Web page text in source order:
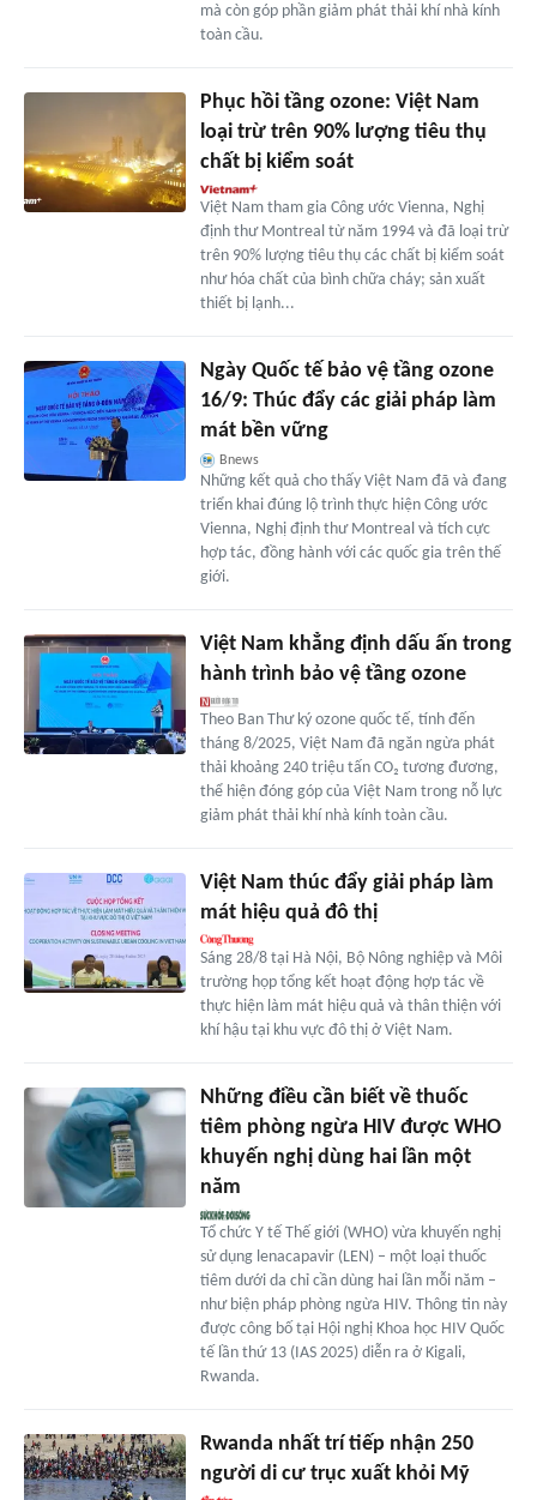
mà còn góp phần giảm phát thải khí nhà kính
toàn cầu.
Phục hồi tầng ozone: Việt Nam
loại trừ trên 90% lượng tiêu thụ
chất bị kiểm soát
Việt Nam tham gia Công ước Vienna, Nghị
định thư Montreal từ năm 1994 và đã loại trừ
trên 90% lượng tiêu thụ các chất bị kiểm soát
như hóa chất của bình chữa cháy; sản xuất
thiết bị lạnh...
Ngày Quốc tế bảo vệ tầng ozone
16/9: Thúc đẩy các giải pháp làm
mát bền vững
Bnews
Những kết quả cho thấy Việt Nam đã và đang
triển khai đúng lộ trình thực hiện Công ước
Vienna, Nghị định thư Montreal và tích cực
hợp tác, đồng hành với các quốc gia trên thế
giới.
Việt Nam khẳng định dấu ấn trong
hành trình bảo vệ tầng ozone
Theo Ban Thư ký ozone quốc tế, tính đến
tháng 8/2025, Việt Nam đã ngăn ngừa phát
thải khoảng 240 triệu tấn CO₂ tương đương,
thể hiện đóng góp của Việt Nam trong nỗ lực
giảm phát thải khí nhà kính toàn cầu.
Việt Nam thúc đẩy giải pháp làm
mát hiệu quả đô thị
Sáng 28/8 tại Hà Nội, Bộ Nông nghiệp và Môi
trường họp tổng kết hoạt động hợp tác về
thực hiện làm mát hiệu quả và thân thiện với
khí hậu tại khu vực đô thị ở Việt Nam.
Những điều cần biết về thuốc
tiêm phòng ngừa HIV được WHO
khuyến nghị dùng hai lần một
năm
Tổ chức Y tế Thế giới (WHO) vừa khuyến nghị
sử dụng lenacapavir (LEN) – một loại thuốc
tiêm dưới da chỉ cần dùng hai lần mỗi năm –
như biện pháp phòng ngừa HIV. Thông tin này
được công bố tại Hội nghị Khoa học HIV Quốc
tế lần thứ 13 (IAS 2025) diễn ra ở Kigali,
Rwanda.
Rwanda nhất trí tiếp nhận 250
người di cư trục xuất khỏi Mỹ